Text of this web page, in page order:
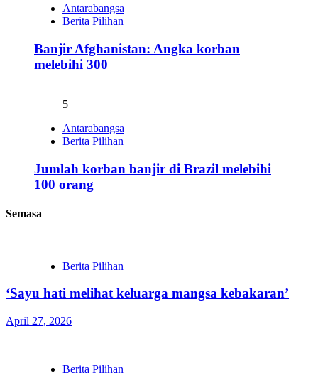
Antarabangsa
Berita Pilihan
Banjir Afghanistan: Angka korban
melebihi 300
5
Antarabangsa
Berita Pilihan
Jumlah korban banjir di Brazil melebihi
100 orang
Semasa
Berita Pilihan
‘Sayu hati melihat keluarga mangsa kebakaran’
April 27, 2026
Berita Pilihan